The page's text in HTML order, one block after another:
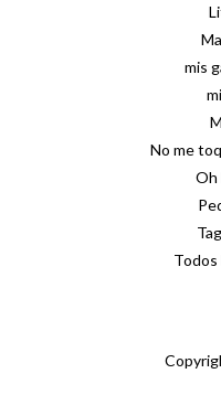
mis
No me
Oh
Todos